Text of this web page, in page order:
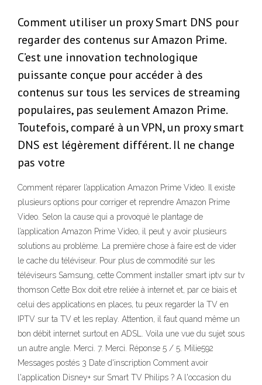
Comment utiliser un proxy Smart DNS pour
regarder des contenus sur Amazon Prime.
C’est une innovation technologique
puissante conçue pour accéder à des
contenus sur tous les services de streaming
populaires, pas seulement Amazon Prime.
Toutefois, comparé à un VPN, un proxy smart
DNS est légèrement différent. Il ne change
pas votre
Comment réparer l’application Amazon Prime Video. Il existe
plusieurs options pour corriger et reprendre Amazon Prime
Video. Selon la cause qui a provoqué le plantage de
l’application Amazon Prime Video, il peut y avoir plusieurs
solutions au problème. La première chose à faire est de vider
le cache du téléviseur. Pour plus de commodité sur les
téléviseurs Samsung, cette Comment installer smart iptv sur tv
thomson Cette Box doit etre reliée à internet et, par ce biais et
celui des applications en places, tu peux regarder la TV en
IPTV sur ta TV et les replay. Attention, il faut quand même un
bon débit internet surtout en ADSL. Voila une vue du sujet sous
un autre angle. Merci. 7. Merci. Réponse 5 / 5. Milie592
Messages postés 3 Date d'inscription Comment avoir
l'application Disney+ sur Smart TV Philips ? A l'occasion du